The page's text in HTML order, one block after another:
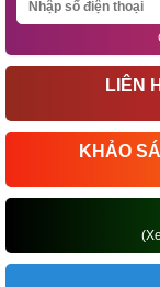
LIÊN
KHẢO